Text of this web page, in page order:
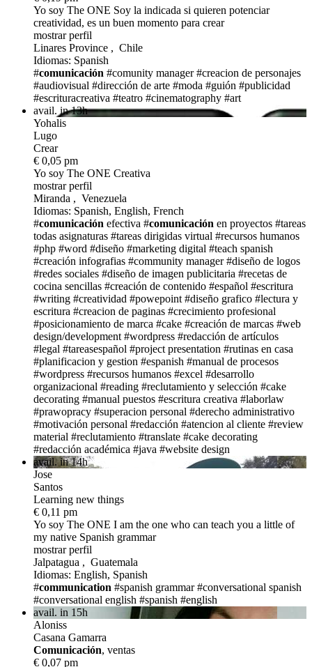
Yo soy The ONE Soy la indicada si quieren potenciar
creatividad, es un buen momento para crear
mostrar perfil
Linares Province , Chile
Idiomas: Spanish
#comunicación #comunity manager #creacion de personajes
#audiovisual #dirección de arte #moda #guión #publicidad
#escrituracreativa #teatro #cinematography #art
avail. in 13h
Yohalis
Lugo
Crear
€ 0,05 pm
Yo soy The ONE Creativa
mostrar perfil
Miranda , Venezuela
Idiomas: Spanish, English, French
#comunicación efectiva #comunicación en proyectos #tareas
todas asignaturas #tareas dirigidas virtual #recursos humanos
#php #word #diseño #marketing digital #teach spanish
#creación infografias #community manager #diseño de logos
#redes sociales #diseño de imagen publicitaria #recetas de
cocina sencillas #creación de contenido #español #escritura
#writing #creatividad #powepoint #diseño grafico #lectura y
escritura #creacion de paginas #crecimiento profesional
#posicionamiento de marca #cake #creación de marcas #web
design/development #wordpress #redacción de artículos
#legal #tareasespañol #project presentation #rutinas en casa
#planificacion y gestion #espanish #manual de procesos
#wordpress #recursos humanos #excel #desarrollo
organizacional #reading #reclutamiento y selección #cake
decorating #manual puestos #escritura creativa #laborlaw
#prawopracy #superacion personal #derecho administrativo
#motivación personal #redacción #atencion al cliente #review
material #reclutamiento #translate #cake decorating
#redacción académica #java #website design
avail. in 14h
Jose
Santos
Learning new things
€ 0,11 pm
Yo soy The ONE I am the one who can teach you a little of
my native Spanish grammar
mostrar perfil
Jalpatagua , Guatemala
Idiomas: English, Spanish
#communication #spanish grammar #conversational spanish
#conversational english #spanish #english
avail. in 15h
Aloniss
Casana Gamarra
Comunicación, ventas
€ 0,07 pm